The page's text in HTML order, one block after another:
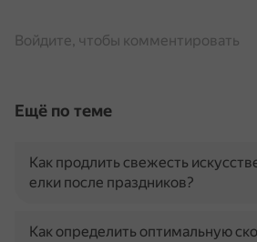
Войдите, чтобы комментировать
Ещё по теме
Как продлить свежесть
елки после праздников?
Как определить оптимальную